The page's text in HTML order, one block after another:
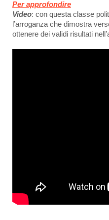
Per approfondire
Video: con questa classe
l’arroganza che dimostra
ottenere dei validi risultati